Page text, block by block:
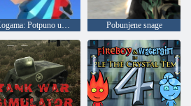
Kogama: Potpuno uništenje Pobunjene snage